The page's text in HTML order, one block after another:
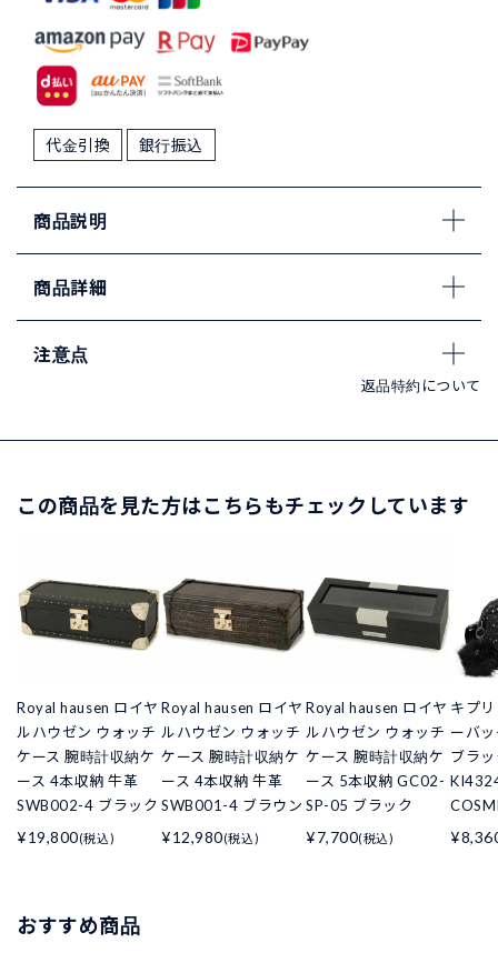
代金引換 銀行振込
商品説明
商品詳細
注意点
返品特約について
この商品を見た方はこちらもチェックしています
Royal hausen ロイヤ
ルハウゼン ウォッチ
ケース 腕時計収納ケ
ース 4本収納 牛革
SWB002-4 ブラック
¥19,800(税込)
Royal hausen ロイヤ
ルハウゼン ウォッチ
ケース 腕時計収納ケ
ース 4本収納 牛革
SWB001-4 ブラウン
¥12,980(税込)
Royal hausen ロイヤ
ルハウゼン ウォッチ
ケース 腕時計収納ケ
ース 5本収納 GC02-
SP-05 ブラック
¥7,700(税込)
キプ
ーバ
ブラ
おすすめ商品